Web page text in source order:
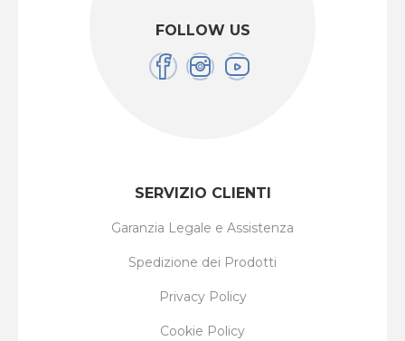
FOLLOW US
SERVIZIO CLIENTI
Garanzia Legale e Assistenza
Spedizione dei Prodotti
Privacy Policy
Cookie Policy